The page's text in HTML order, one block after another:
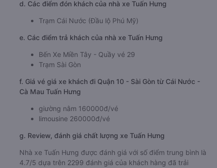
d. Các điểm đón khách của nhà xe Tuấn Hưng
Trạm Cái Nước (Đầu lộ Phú Mỹ)
e. Các điểm trả khách của nhà xe Tuấn Hưng
Bến Xe Miền Tây - Quầy vé 29
Trạm Sài Gòn
f. Giá vé giá xe khách đi Quận 10 - Sài Gòn từ Cái Nước -
Cà Mau Tuấn Hưng
giường nằm 160000đ/vé
limousine 260000đ/vé
g. Review, đánh giá chất lượng xe Tuấn Hưng
Nhà xe Tuấn Hưng được đánh giá với số điểm trung bình là
4.7/5 dựa trên 2299 đánh giá của khách hàng đã trải